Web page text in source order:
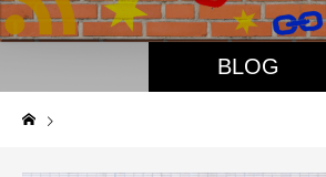
BLOG